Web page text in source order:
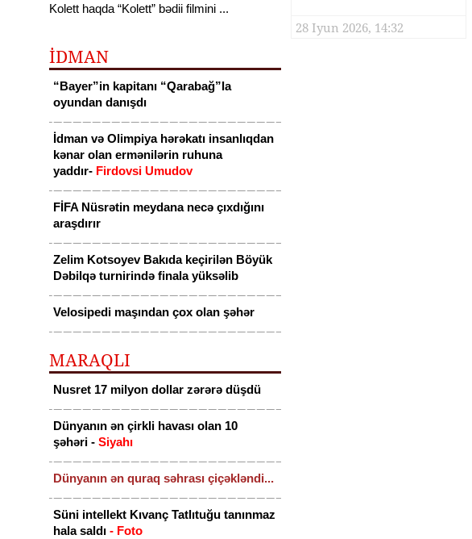
Kolett haqda “Kolett” bədii filmini ...
İDMAN
“Bayer”in kapitanı “Qarabağ”la
oyundan danışdı
İdman və Olimpiya hərəkatı insanlıqdan
kənar olan ermənilərin ruhuna
yaddır- Firdovsi Umudov
FİFA Nüsrətin meydana necə çıxdığını
araşdırır
Zelim Kotsoyev Bakıda keçirilən Böyük
Dəbilqə turnirində finala yüksəlib
Velosipedi maşından çox olan şəhər
MARAQLI
Nusret 17 milyon dollar zərərə düşdü
Dünyanın ən çirkli havası olan 10
şəhəri - Siyahı
Dünyanın ən quraq səhrası çiçəkləndi...
Süni intellekt Kıvanç Tatlıtuğu tanınmaz
hala saldı - Foto
28 Iyun 2026, 14:32